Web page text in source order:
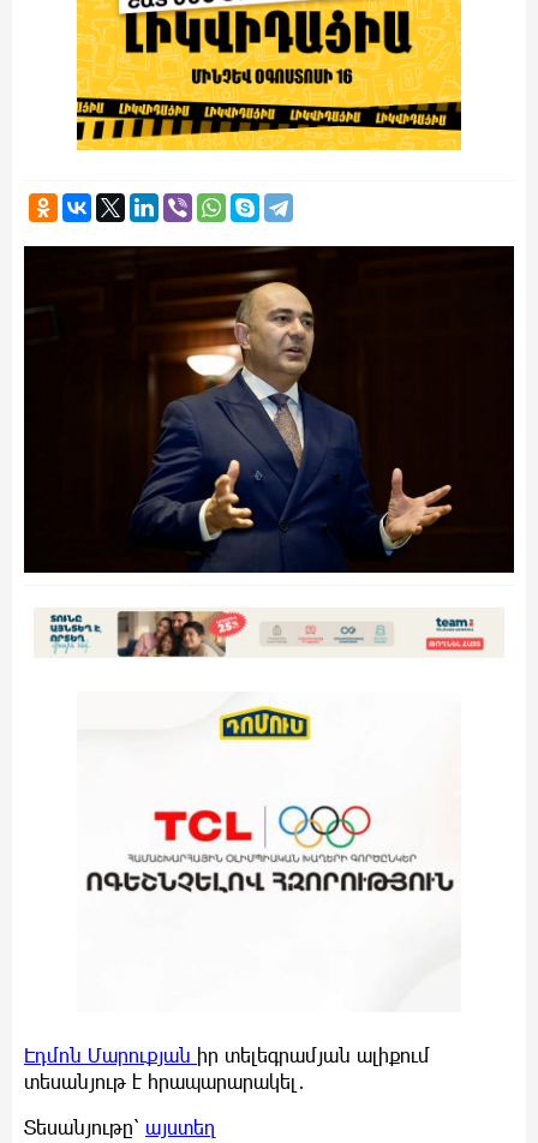
Էդմոն Մարուքյան իր տելեգրամյան ալիքում
տեսանյութ է հրապարարակել․
Տեսանյութը՝ այստեղ